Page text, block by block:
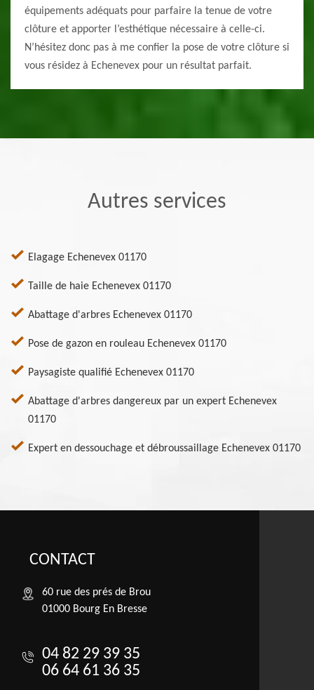
équipements adéquats pour parfaire la tenue de votre
clôture et apporter l’esthétique nécessaire à celle-ci.
N’hésitez donc pas à me confier la pose de votre clôture si
vous résidez à Echenevex pour un résultat parfait.
Autres services
Elagage Echenevex 01170
Taille de haie Echenevex 01170
Abattage d'arbres Echenevex 01170
Pose de gazon en rouleau Echenevex 01170
Paysagiste qualifié Echenevex 01170
Abattage d'arbres dangereux par un expert Echenevex
01170
Expert en dessouchage et débroussaillage Echenevex 01170
CONTACT
60 rue des prés de Brou
01000 Bourg En Bresse
04 82 29 39 35
06 64 61 36 35